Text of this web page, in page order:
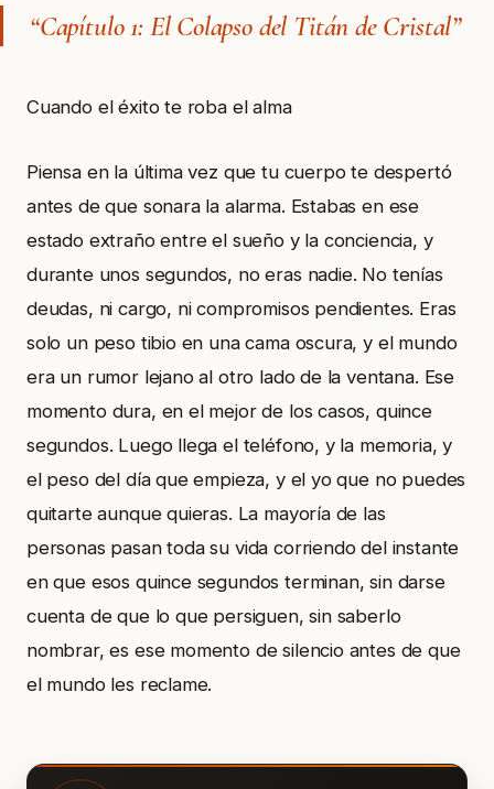
“Capítulo 1: El Colapso del Titán de Cristal”
Cuando el éxito te roba el alma
Piensa en la última vez que tu cuerpo te despertó
antes de que sonara la alarma. Estabas en ese
estado extraño entre el sueño y la conciencia, y
durante unos segundos, no eras nadie. No tenías
deudas, ni cargo, ni compromisos pendientes. Eras
solo un peso tibio en una cama oscura, y el mundo
era un rumor lejano al otro lado de la ventana. Ese
momento dura, en el mejor de los casos, quince
segundos. Luego llega el teléfono, y la memoria, y
el peso del día que empieza, y el yo que no puedes
quitarte aunque quieras. La mayoría de las
personas pasan toda su vida corriendo del instante
en que esos quince segundos terminan, sin darse
cuenta de que lo que persiguen, sin saberlo
nombrar, es ese momento de silencio antes de que
el mundo les reclame.